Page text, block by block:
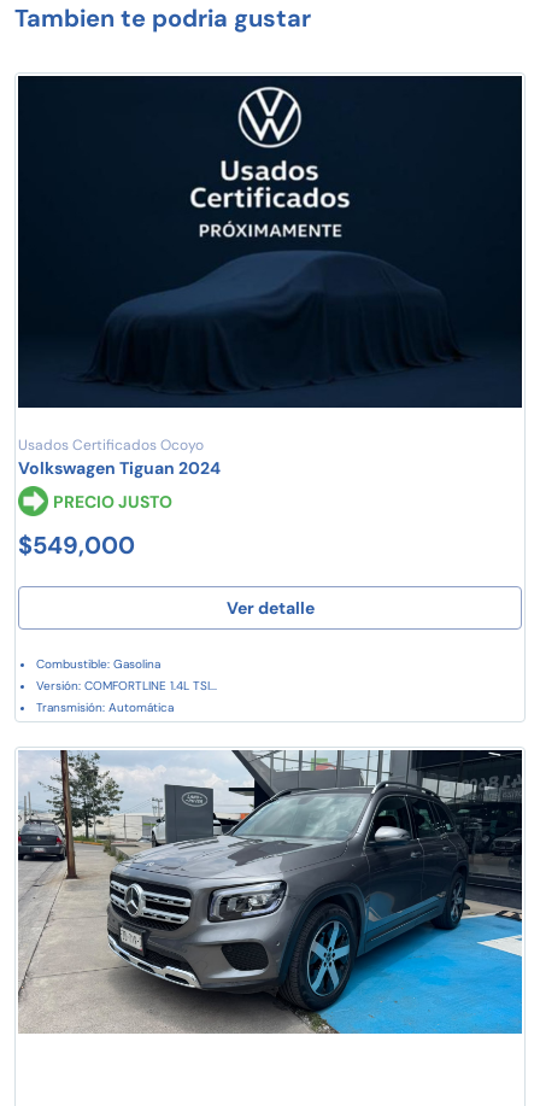
Tambien te podria gustar
Usados Certificados Ocoyo
Volkswagen Tiguan 2024
PRECIO JUSTO
$549,000
Ver detalle
Combustible: Gasolina
Versión: COMFORTLINE 1.4L TSI...
Transmisión: Automática